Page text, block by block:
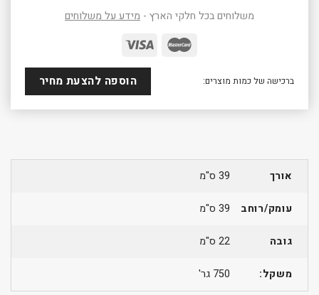
משלוחים בכל חלקי הארץ - מידע על משלוחים
ברכישה של כמות מוצרים: הוספה להצעת מחיר
אורך 39 ס"מ
עומק/רוחב 39 ס"מ
גובה 22 ס"מ
משקל: 750 גר'